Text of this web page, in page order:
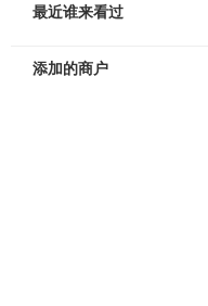
最近谁来看过
添加的商户